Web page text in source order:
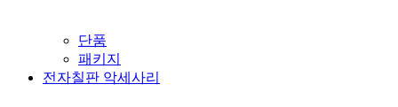
단품
패키지
전자칠판 악세사리